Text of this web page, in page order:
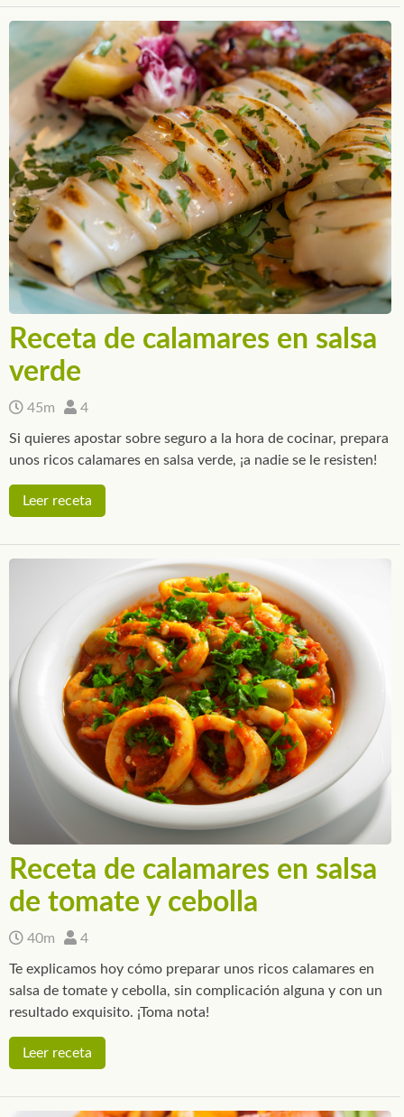
Receta de calamares en salsa
verde
45m 4
Si quieres apostar sobre seguro a la hora de cocinar, prepara
unos ricos calamares en salsa verde, ¡a nadie se le resisten!
Leer receta
Receta de calamares en salsa
de tomate y cebolla
40m 4
Te explicamos hoy cómo preparar unos ricos calamares en
salsa de tomate y cebolla, sin complicación alguna y con un
resultado exquisito. ¡Toma nota!
Leer receta